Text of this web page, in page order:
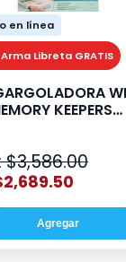
en línea
Libreta GRATIS
KEEPERS
$3,586.00
Agregar